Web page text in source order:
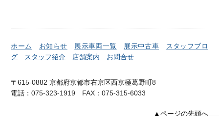
ホーム お知らせ 展示車両一覧 展示中古車
スタッフブロ
グ
スタッフ紹介 店舗案内 お問合せ
〒615-0882 京都府京都市右京区西京極葛野町8
電話：075-323-1919 FAX：075-315-6033
▲ページの先頭へ